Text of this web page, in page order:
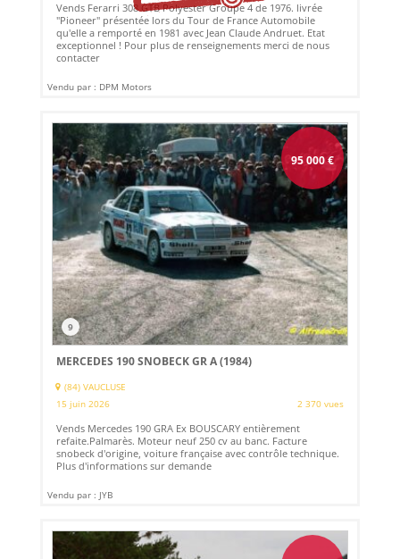
Vends Ferarri 308 GTB Polyester Groupe 4 de 1976. livrée
"Pioneer" présentée lors du Tour de France Automobile
qu'elle a remporté en 1981 avec Jean Claude Andruet. Etat
exceptionnel ! Pour plus de renseignements merci de nous
contacter
Vendu par : DPM Motors
95 000€
9
MERCEDES 190 SNOBECK GR A (1984)
(84) VAUCLUSE
15 juin 2026
2 370 vues
Vends Mercedes 190 GRA Ex BOUSCARY entièrement
refaite.Palmarès. Moteur neuf 250 cv au banc. Facture
snobeck d'origine, voiture française avec contrôle technique.
Plus d'informations sur demande
Vendu par : JYB